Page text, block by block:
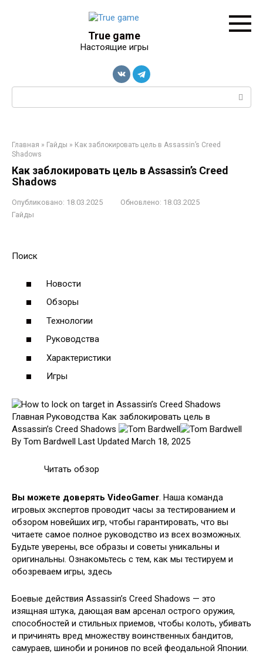
True game
Настоящие игры
Поиск:
Главная » Гайды » Как заблокировать цель в Assassin’s Creed
Shadows
Как заблокировать цель в Assassin’s Creed
Shadows
Опубликовано: 18.03.2025 Обновлено: 18.03.2025
Гайды
Поиск
Новости
Обзоры
Технологии
Руководства
Характеристики
Игры
Главная Руководства Как заблокировать цель в
Assassin’s Creed Shadows
By Tom Bardwell Last Updated March 18, 2025
Читать обзор
Вы можете доверять VideoGamer . Наша команда
игровых экспертов проводит часы за тестированием и
обзором новейших игр, чтобы гарантировать, что вы
читаете самое полное руководство из всех возможных.
Будьте уверены, все образы и советы уникальны и
оригинальны. Ознакомьтесь с тем, как мы тестируем и
обозреваем игры, здесь
Боевые действия Assassin’s Creed Shadows — это
изящная штука, дающая вам арсенал острого оружия,
способностей и стильных приемов, чтобы колоть, убивать
и причинять вред множеству воинственных бандитов,
самураев, шиноби и ронинов по всей феодальной Японии.